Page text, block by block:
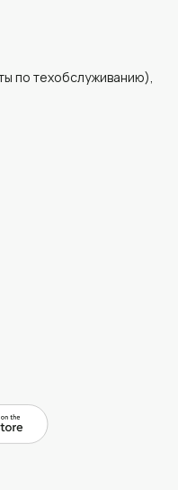
по техобслуживанию),